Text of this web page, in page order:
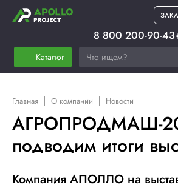
Каталог
8 800 200-90-43
Главная О компании Новости
АГРОПРОДМАШ-
подводим итоги
Компания АПОЛЛО на